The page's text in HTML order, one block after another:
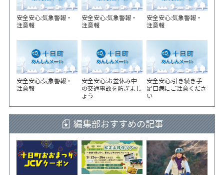
安全安心:気象警報・
注意報
安全安心:気象警報・
注意報
安全安心:気象警報・
注意報
安全安心:気象警報・
注意報
安全安心:お盆休み中
の交通事故を防ぎまし
ょう
安全安心:引き続き手
足口病にご注意くださ
い
編集部おすすめの記事